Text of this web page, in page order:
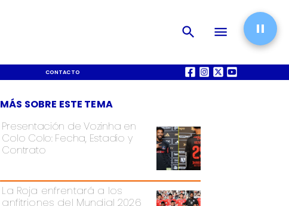
CONTACTO QUIÉNES SOMOS
Presentación de Vozinha en
Colo Colo: Fecha, Estadio y
Contrato
La Roja enfrentará a los
anfitriones del Mundial 2026
MÁS SOBRE ESTE TEMA